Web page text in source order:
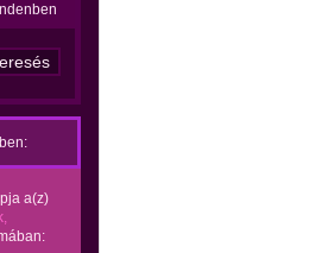
a(z)